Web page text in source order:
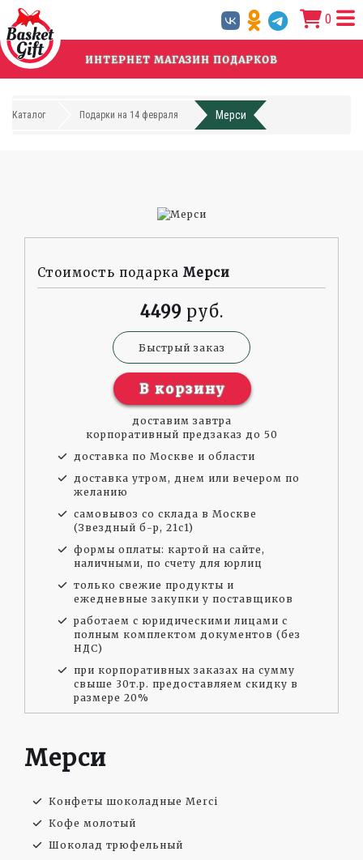
Перейти
основному
содержанию
0
ИНТЕРНЕТ МАГАЗИН ПОДАРКОВ
Каталог Подарки на 14 февраля Мерси
Мерси
Конфеты шоколадные Merci
Кофе молотый
Шоколад трюфельный
Стоимость подарка Мерси
4499
Быстрый заказ
В корзину
доставим завтра
корпоративный предзаказ до 50
доставка по Москве и области
доставка утром, днем или вечером по
желанию
самовывоз со склада в Москве
(Звездный б-р, 21с1)
формы оплаты: картой на сайте,
наличными, по счету для юрлиц
только свежие продукты и
ежедневные закупки у поставщиков
работаем с юридическими лицами с
полным комплектом документов (без
НДС)
при корпоративных заказах на сумму
свыше 30т.р. предоставляем скидку в
размере 20%